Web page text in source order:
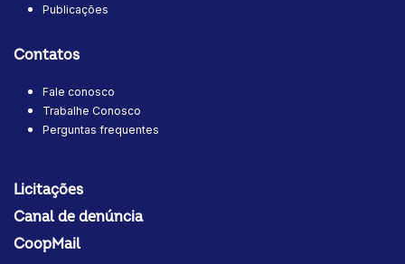
Publicações
Contatos
Fale conosco
Trabalhe Conosco
Perguntas frequentes
Licitações
Canal de denúncia
CoopMail